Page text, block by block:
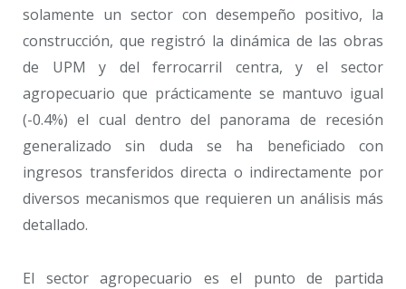
solamente un sector con desempeño positivo, la
construcción, que registró la dinámica de las obras
de UPM y del ferrocarril centra, y el sector
agropecuario que prácticamente se mantuvo igual
(-0.4%) el cual dentro del panorama de recesión
generalizado sin duda se ha beneficiado con
ingresos transferidos directa o indirectamente por
diversos mecanismos que requieren un análisis más
detallado.
El sector agropecuario es el punto de partida